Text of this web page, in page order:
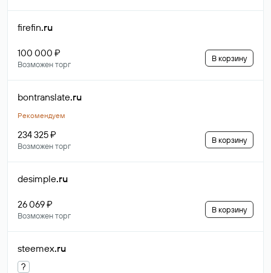
firefin.ru
100 000 ₽
Возможен торг
В корзину
bontranslate.ru
Рекомендуем
234 325 ₽
Возможен торг
В корзину
desimple.ru
26 069 ₽
Возможен торг
В корзину
steemex.ru
?